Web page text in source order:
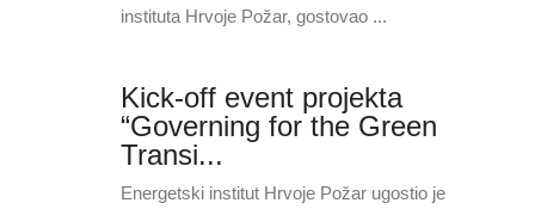
instituta Hrvoje Požar, gostovao ...
Kick-off event projekta
“Governing for the Green
Transi...
Energetski institut Hrvoje Požar ugostio je